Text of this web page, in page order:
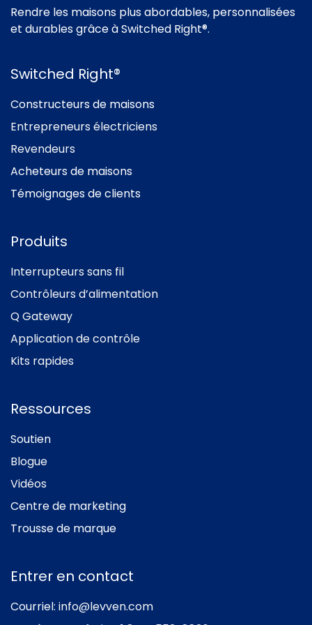
Rendre les maisons plus abordables, personnalisées
et durables grâce à Switched Right®.
Switched Right®
Constructeurs de maisons
Entrepreneurs électriciens
Revendeurs
Acheteurs de maisons
Témoignages de clients
Produits
Interrupteurs sans fil
Contrôleurs d’alimentation
Q Gateway
Application de contrôle
Kits rapides
Ressources
Soutien
Blogue
Vidéos
Centre de marketing
Trousse de marque
Entrer en contact
Courriel: info@levven.com